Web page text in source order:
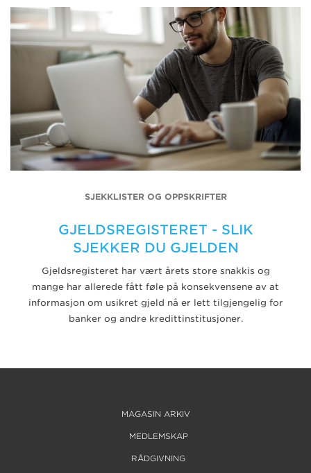
SJEKKLISTER OG OPPSKRIFTER
GJELDSREGISTERET - SLIK
SJEKKER DU GJELDEN
Gjeldsregisteret har vært årets store snakkis og
mange har allerede fått føle på konsekvensene av at
informasjon om usikret gjeld nå er lett tilgjengelig for
banker og andre kredittinstitusjoner.
MAGASIN ARKIV
MEDLEMSKAP
RÅDGIVNING